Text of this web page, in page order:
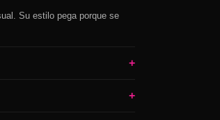
Su estilo pega porque se
+
+